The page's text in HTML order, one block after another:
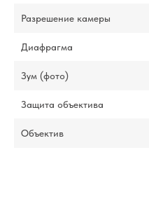
Разрешение камеры
Диафрагма
Зум (фото)
Защита объектива
Объектив